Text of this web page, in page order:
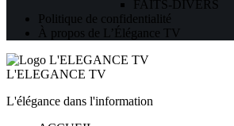
FAITS-DIVERS
Politique de confidentialité
À propos de L’Élégance TV
L'ELEGANCE TV
L'élégance dans l'information